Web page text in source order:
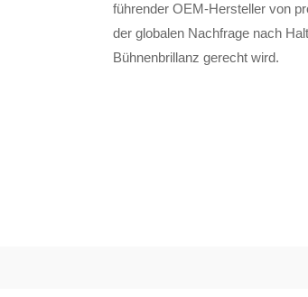
führender OEM-Hersteller von
der globalen Nachfrage nach
Bühnenbrillanz gerecht wird.